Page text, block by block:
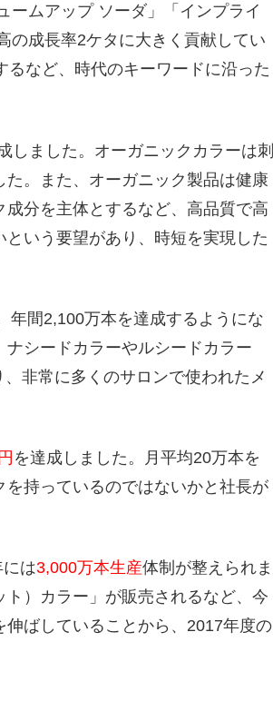
ームアップ ソーダ」「インプライ
の成長率2ケタに大きく貢献してい
など、時代のキーワードに沿った
しました。オーガニックカラーは刺
。また、オーガニック製品は健康
分を主体とするなど、高品質で高
いう要望があり、時短を実現した
年間2,100万本を達成するようにな
シードカラーやルシードカラー
非常に多くのサロンで使われたメ
を達成しました。月平均20万本を
持っているのではないかと社長が
は3,000万本生産体制が整えられま
）カラー」が販売されるなど、今
ばしていることから、2017年度の